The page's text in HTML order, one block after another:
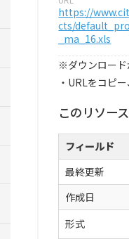
https://
cts/
_ma_16.xls
※ダウンロード
・URLをコピ
このリソー
フィールド
最終更新
作成日
形式